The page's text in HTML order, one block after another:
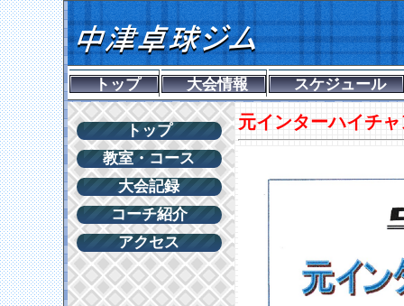
トップ 大会情報 スケジュール
トップ
教室・コース
大会記録
コーチ紹介
アクセス
元インターハイチ